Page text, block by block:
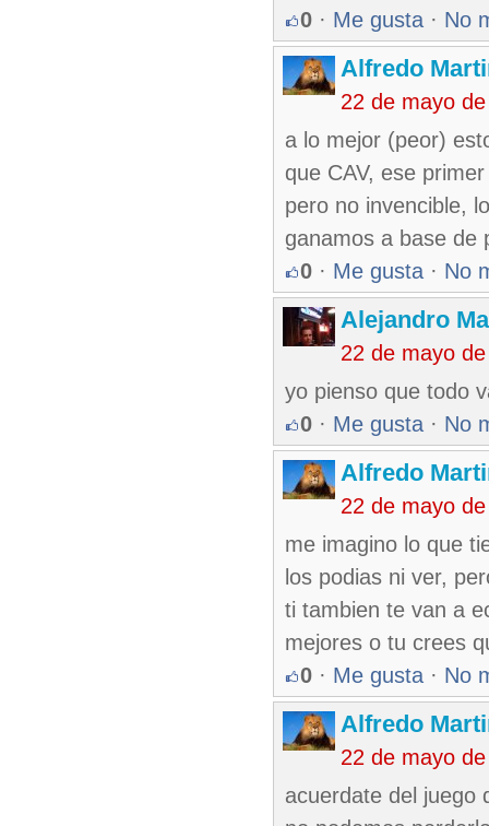
0 · Me gusta · No
Alfredo
22 de mayo
a lo mejor (peor)
que CAV, ese
pero no invencible,
ganamos a base de
0 · Me gusta · No
Alejandro
22 de mayo
yo pienso que todo
0 · Me gusta · No
Alfredo
22 de mayo
me imagino lo que
los podias ni ver,
ti tambien te van a
mejores o tu crees
0 · Me gusta · No
Alfredo
22 de mayo
acuerdate del juego